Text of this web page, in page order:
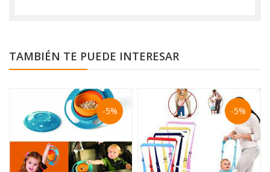
TAMBIÉN TE PUEDE INTERESAR
-5% -5%